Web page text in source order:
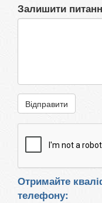
Залишити
Відправити
Отримайте
телефону: